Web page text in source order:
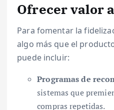
Ofrecer valor
Para fomentar la
algo más que el
puede incluir:
Programas de
sistemas que
compras repetidas.